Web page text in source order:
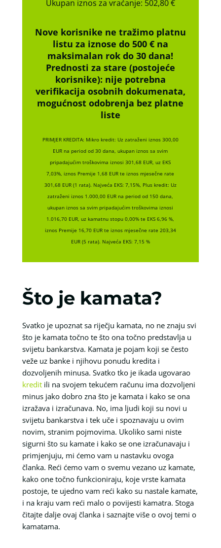
Ukupan iznos za vraćanje: 502,80 €
Nove korisnike ne tražimo platnu
listu za iznose do 500 € na
maksimalan rok do 30 dana!
Prednosti za stare (postojeće
korisnike): nije potrebna
verifikacija osobnih dokumenata,
mogućnost odobrenja bez platne
liste
PRIMJER KREDITA: Mikro kredit: Uz zatraženi iznos 300,00
EUR na period od 30 dana, ukupan iznos sa svim
pripadajućim troškovima iznosi 301,68 EUR, uz EKS
7,03%, iznos Premije 1,68 EUR te iznos mjesečne rate
301,68 EUR (1 rata). Najveća EKS: 7,15%, Plus kredit: Uz
zatraženi iznos 1.000,00 EUR na period od 150 dana,
ukupan iznos sa svim pripadajućim troškovima iznosi
1.016,70 EUR, uz kamatnu stopu 0,00% te EKS 6,96 %,
iznos Premije 16,70 EUR te iznos mjesečne rate 203,34
EUR (5 rata). Najveća EKS: 7,15 %
Što je kamata?
Svatko je upoznat sa riječju kamata, no ne znaju svi
što je kamata točno te što ona točno predstavlja u
svijetu bankarstva. Kamata je pojam koji se često
veže uz banke i njihovu ponudu kredita i
dozvoljenih minusa. Svatko tko je ikada ugovarao
kreditili na svojem tekućem računu ima dozvoljeni
minus jako dobro zna što je kamata i kako se ona
izražava i izračunava. No, ima ljudi koji su novi u
svijetu bankarstva i tek uče i spoznavaju u ovim
novim, stranim pojmovima. Ukoliko sami niste
sigurni što su kamate i kako se one izračunavaju i
primjenjuju, mi ćemo vam u nastavku ovoga
članka. Reći ćemo vam o svemu vezano uz kamate,
kako one točno funkcioniraju, koje vrste kamata
postoje, te ujedno vam reći kako su nastale kamate,
i na kraju vam reći malo o povijesti kamatra. Stoga
čitajte dalje ovaj članka i saznajte više o ovoj temi o
kamatama.